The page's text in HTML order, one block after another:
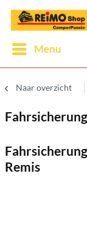
Menu
Naar overzicht
Remis